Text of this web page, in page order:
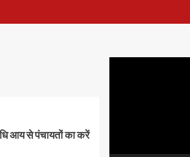
आय से पंचायतों का करें